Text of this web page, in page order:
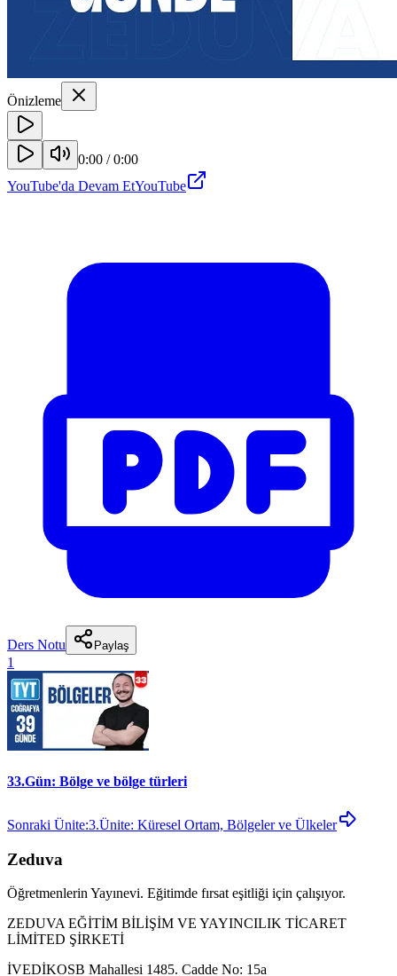
Önizleme
0:00 /0:00
YouTube'da Devam EtYouTube
Ders Notu Paylaş
1
33.Gün: Bölge ve bölge türleri
Sonraki Ünite:3.Ünite: Küresel Ortam, Bölgeler ve Ülkeler
Zeduva
Öğretmenlerin Yayınevi. Eğitimde fırsat eşitliği için çalışıyor.
ZEDUVA EĞİTİM BİLİŞİM VE YAYINCILIK TİCARET
LİMİTED ŞİRKETİ
İVEDİKOSB Mahallesi 1485. Cadde No: 15a